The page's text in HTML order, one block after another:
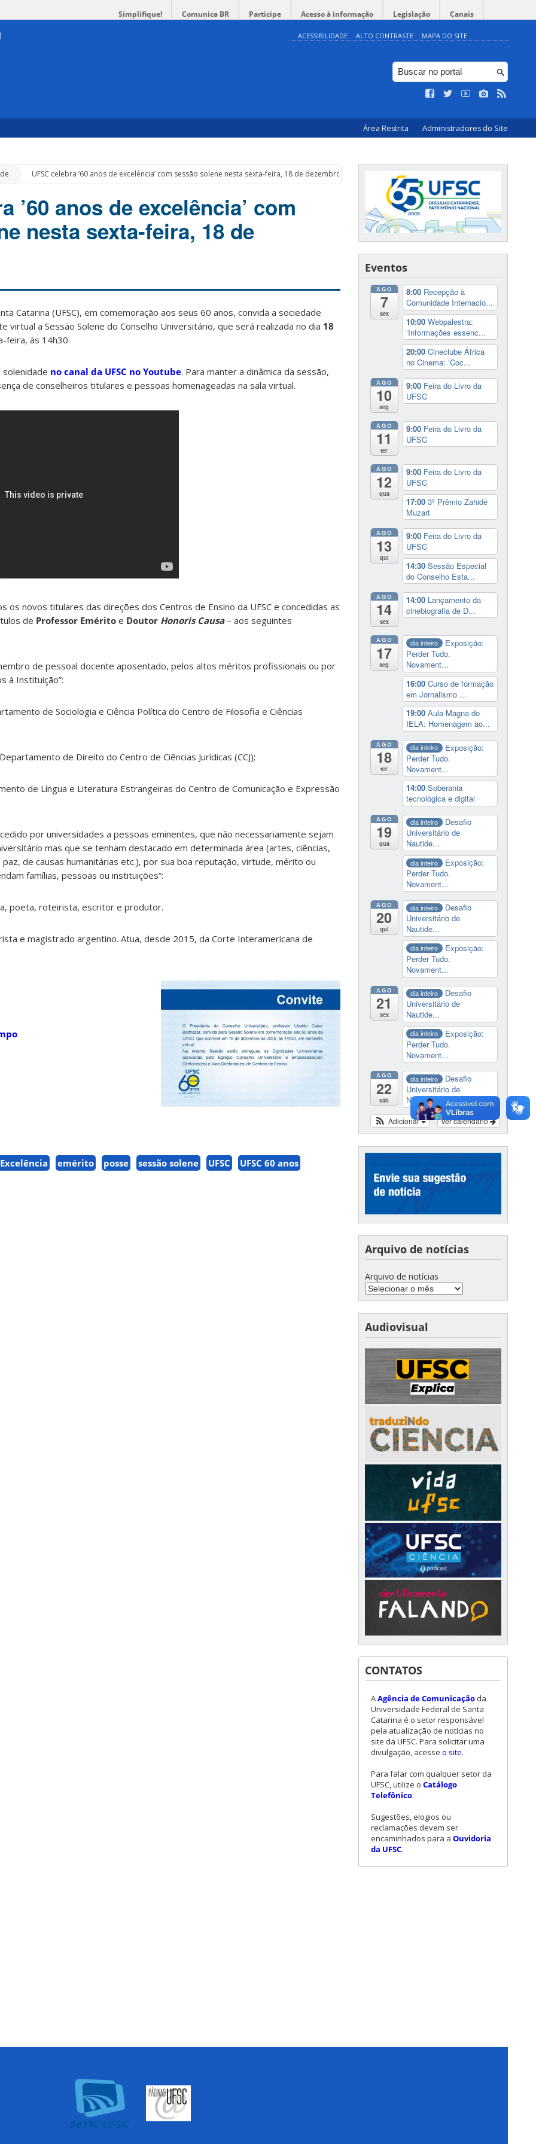
Simplifique! Comunica BR Participe Acesso à informação Legislação Canais
ACESSIBILIDADE ALTO CONTRASTE MAPA DO SITE
Área Restrita Administradores do Site
» UFSC celebra ’60 anos de excelência’ com sessão solene nesta sexta-feira, 18 de dezembro
’60 anos de excelência’ com
nesta sexta-feira, 18 de
Catarina (UFSC), em comemoração aos seus 60 anos, convida a sociedade
virtual a Sessão Solene do Conselho Universitário, que será realizada no dia 18
feira, às 14h30.
solenidade no canal da UFSC no Youtube. Para manter a dinâmica da sessão,
de conselheiros titulares e pessoas homenageadas na sala virtual.
os novos titulares das direções dos Centros de Ensino da UFSC e concedidas as
de Professor Emérito e Doutor Honoris Causa – aos seguintes
de pessoal docente aposentado, pelos altos méritos profissionais ou por
à Instituição”:
de Sociologia e Ciência Política do Centro de Filosofia e Ciências
de Direito do Centro de Ciências Jurídicas (CCJ);
de Língua e Literatura Estrangeiras do Centro de Comunicação e Expressão
por universidades a pessoas eminentes, que não necessariamente sejam
mas que se tenham destacado em determinada área (artes, ciências,
de causas humanitárias etc.), por sua boa reputação, virtude, mérito ou
famílias, pessoas ou instituições”:
poeta, roteirista, escritor e produtor.
e magistrado argentino. Atua, desde 2015, da Corte Interamericana de
emérito posse sessão solene UFSC UFSC 60 anos
Eventos
AGO
7
sex
8:00 Recepção à
Comunidade Internacio...
10:00 Webpalestra:
‘Informações essenc...
20:00 Cineclube África
no Cinema: ‘Coc...
AGO
10
seg
9:00 Feira do Livro da
UFSC
AGO
11
ter
9:00 Feira do Livro da
UFSC
AGO
12
qua
9:00 Feira do Livro da
UFSC
17:00 3º Prêmio Zahidé
Muzart
AGO
13
qui
9:00 Feira do Livro da
UFSC
14:30 Sessão Especial
do Conselho Esta...
AGO
14
sex
14:00 Lançamento da
cinebiografia de D...
AGO
17
seg
dia inteiro
Exposição:
Perder Tudo.
Novament...
16:00 Curso de formação
em Jornalismo ...
19:00 Aula Magna do
IELA: Homenagem ao...
AGO
18
ter
dia inteiro
Exposição:
Perder Tudo.
Novament...
14:00 Soberania
tecnológica e digital
AGO
19
qua
dia inteiro
Desafio
Universitário de
Nautide...
dia inteiro
Exposição:
Perder Tudo.
Novament...
AGO
20
qui
dia inteiro
Desafio
Universitário de
Nautide...
dia inteiro
Exposição:
Perder Tudo.
Novament...
AGO
21
sex
dia inteiro
Desafio
Universitário de
Nautide...
dia inteiro
Exposição:
Perder Tudo.
Novament...
AGO
22
sáb
dia inteiro
Desafio
Universitário de
Nautide...
Ver calendário
Adicionar
Arquivo de notícias
Arquivo de notícias
Audiovisual
CONTATOS
AAgência de Comunicação da
Universidade Federal de Santa
Catarina é o setor responsável
pela atualização de notícias no
site da UFSC. Para solicitar uma
divulgação, acesse o site.
Para falar com qualquer setor da
UFSC, utilize o Catálogo
Telefônico.
Sugestões, elogios ou
reclamações devem ser
encaminhados para a Ouvidoria
da UFSC.